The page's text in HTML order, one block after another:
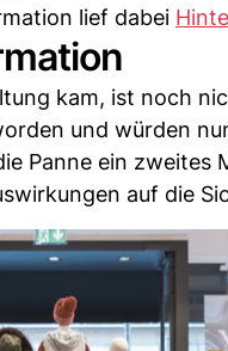
lief dabei
kam, ist noch
und würden
Panne ein zweites
auf die